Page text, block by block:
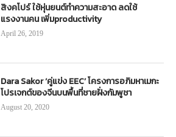
สิงคโปร์ ใช้หุ่นยนต์ทำความสะอาด ลดใช้
แรงงานคน เพิ่มproductivity
April 26, 2019
Dara Sakor ‘คู่แข่ง EEC’ โครงการอภิมหาเมกะ
โปรเจกต์ของจีนบนพื้นที่ชายฝั่งกัมพูชา
August 20, 2020